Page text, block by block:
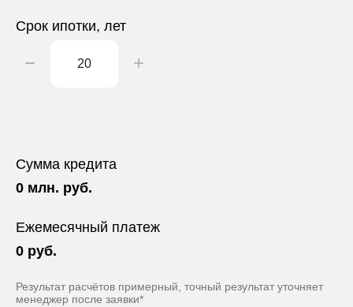
Срок ипотки, лет
Сумма кредита
0 млн. руб.
Ежемесячный платеж
0 руб.
Результат расчётов примерный, точный результат уточняет
менеджер после заявки*